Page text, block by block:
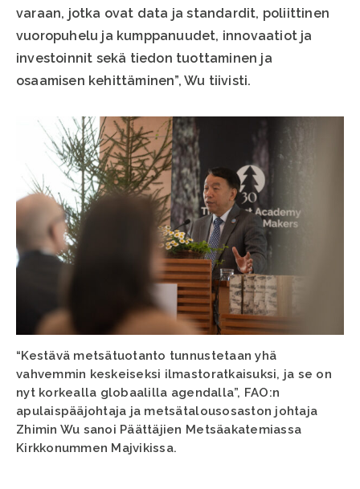
varaan, jotka ovat data ja standardit, poliittinen
vuoropuhelu ja kumppanuudet, innovaatiot ja
investoinnit sekä tiedon tuottaminen ja
osaamisen kehittäminen”, Wu tiivisti.
“Kestävä metsätuotanto tunnustetaan yhä
vahvemmin keskeiseksi ilmastoratkaisuksi, ja se on
nyt korkealla globaalilla agendalla”, FAO:n
apulaispääjohtaja ja metsätalousosaston johtaja
Zhimin Wu sanoi Päättäjien Metsäakatemiassa
Kirkkonummen Majvikissa.